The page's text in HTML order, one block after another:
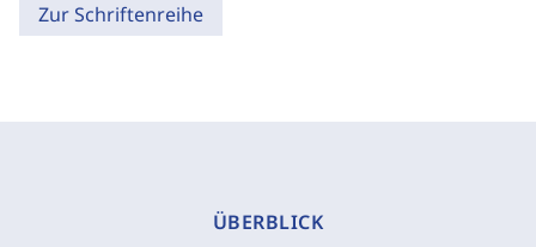
Zur Schriftenreihe
ÜBERBLICK